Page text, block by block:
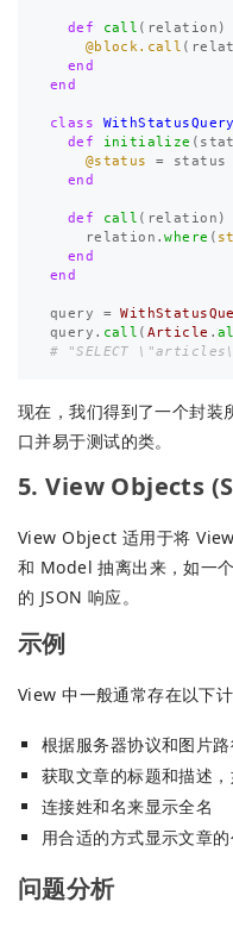
def call ( relation )
@block.call (
end
end
class WithStatusQuery
def
initialize (
@status
=
status
end
def call ( relation )
relation .where (
end
end
query =
query . call ( Article .
# "SELECT
现在，我们得到了一个封装
口并易于测试的类。
5. View Objects
View Object 适用于将
和 Model 抽离出来，如一
的 JSON 响应。
示例
View 中一般通常存在以下计
根据服务器协议和图片
获取文章的标题和描述
连接姓和名来显示全名
用合适的方式显示文章
问题分析